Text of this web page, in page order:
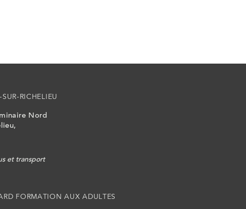
RICHELIEU
Nord
et transport
FORMATION AUX ADULTES